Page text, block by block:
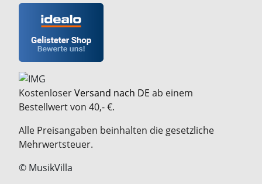
KostenloserVersand nach DE ab einem
Bestellwert von 40,- €.
Alle Preisangaben beinhalten die gesetzliche
Mehrwertsteuer.
© MusikVilla